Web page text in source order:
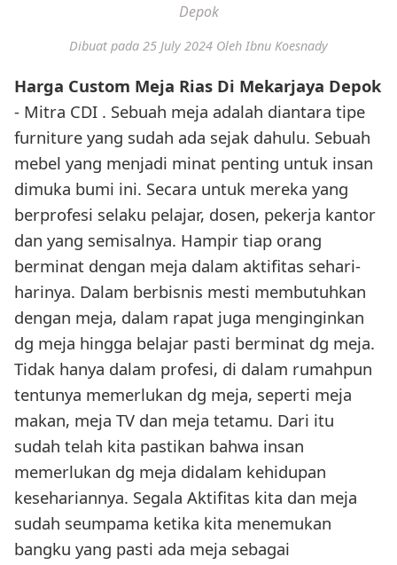
Depok
Dibuat pada 25 July 2024 Oleh Ibnu Koesnady
Harga Custom Meja Rias Di Mekarjaya Depok
- Mitra CDI . Sebuah meja adalah diantara tipe
furniture yang sudah ada sejak dahulu. Sebuah
mebel yang menjadi minat penting untuk insan
dimuka bumi ini. Secara untuk mereka yang
berprofesi selaku pelajar, dosen, pekerja kantor
dan yang semisalnya. Hampir tiap orang
berminat dengan meja dalam aktifitas sehari-
harinya. Dalam berbisnis mesti membutuhkan
dengan meja, dalam rapat juga menginginkan
dg meja hingga belajar pasti berminat dg meja.
Tidak hanya dalam profesi, di dalam rumahpun
tentunya memerlukan dg meja, seperti meja
makan, meja TV dan meja tetamu. Dari itu
sudah telah kita pastikan bahwa insan
memerlukan dg meja didalam kehidupan
kesehariannya. Segala Aktifitas kita dan meja
sudah seumpama ketika kita menemukan
bangku yang pasti ada meja sebagai